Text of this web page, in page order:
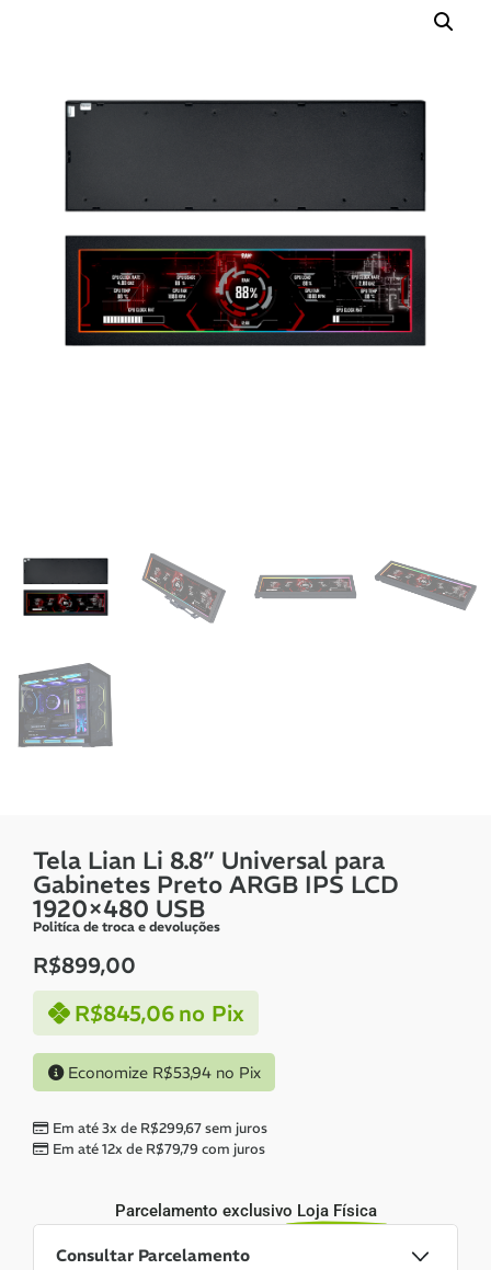
Tela Lian Li 8.8” Universal para
Gabinetes Preto ARGB IPS LCD
1920×480 USB
Politíca de troca e devoluções
R$899,00
Em até 3x de R$299,67sem juros
Em até 12x de R$79,79 com juros
R$845,06 no Pix
Economize R$53,94no Pix
Parcelamento exclusivo Loja Física
Consultar Parcelamento